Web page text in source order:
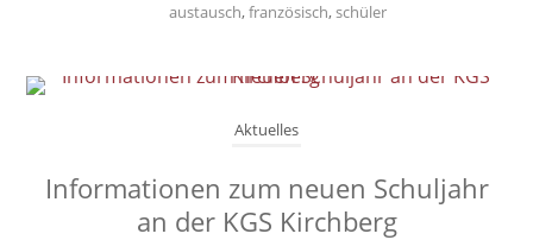
austausch,französisch,schüler
Aktuelles
Informationen zum neuen Schuljahr
an der KGS Kirchberg